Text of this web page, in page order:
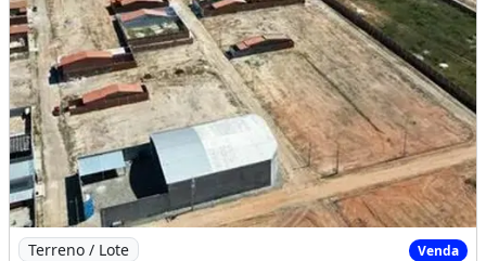
Imagem: Loteamento Boa Vista Pronto para Construir
Terreno / Lote Venda